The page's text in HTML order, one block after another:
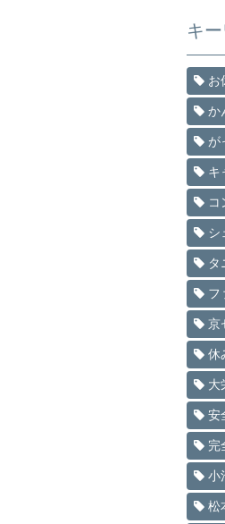
キ
お
か
が
キ
コ
シ
タ
フ
京
休
大
安
完
小
松